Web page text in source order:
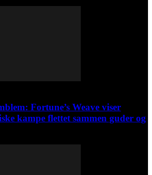
Fortune’s Weave viser
kampe flettet sammen guder og